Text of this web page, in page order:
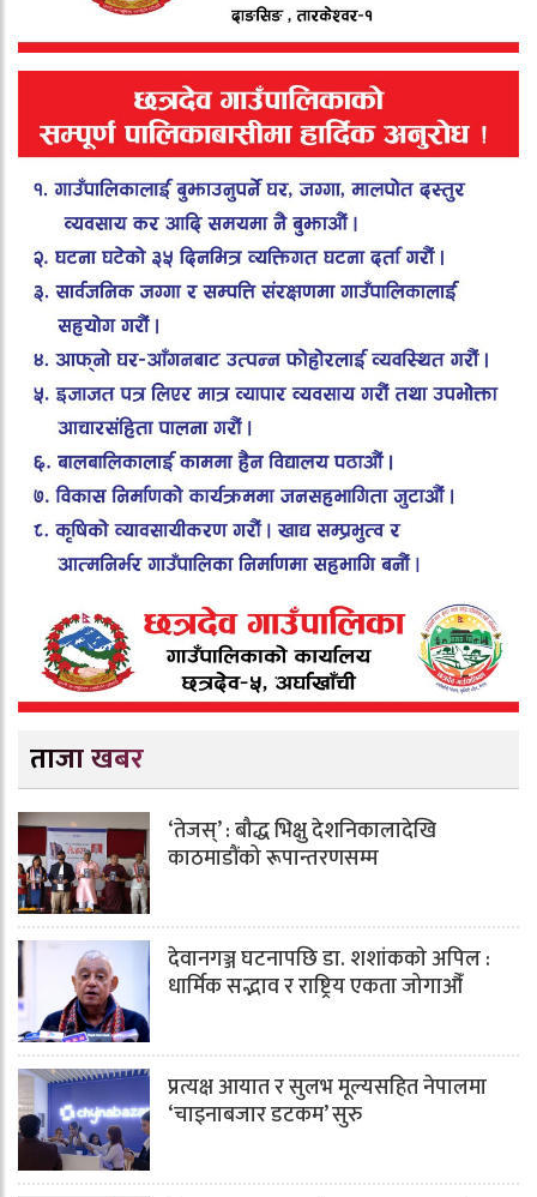
ताजा खबर
‘तेजस्’ : बौद्ध भिक्षु देशनिकालादेखि
काठमाडौंको रूपान्तरणसम्म
देवानगञ्ज घटनापछि डा. शशांककाे अपिल :
धार्मिक सद्भाव र राष्ट्रिय एकता जोगाऔँ
प्रत्यक्ष आयात र सुलभ मूल्यसहित नेपालमा
‘चाइनाबजार डटकम’ सुरु